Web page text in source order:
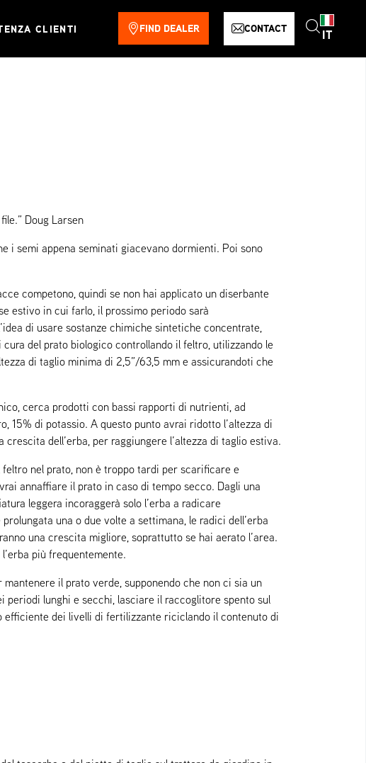
CLIENTI FIND DEALER CONTACT IT
Doug Larsen
i semi appena seminati giacevano dormienti. Poi sono
competono, quindi se non hai applicato un diserbante
estivo in cui farlo, il prossimo periodo sarà
di usare sostanze chimiche sintetiche concentrate,
del prato biologico controllando il feltro, utilizzando le
di taglio minima di 2,5”/63,5 mm e assicurandoti che
cerca prodotti con bassi rapporti di nutrienti, ad
15% di potassio. A questo punto avrai ridotto l’altezza di
crescita dell’erba, per raggiungere l’altezza di taglio estiva.
nel prato, non è troppo tardi per scarificare e
annaffiare il prato in caso di tempo secco. Dagli una
leggera incoraggerà solo l’erba a radicare
una o due volte a settimana, le radici dell’erba
una crescita migliore, soprattutto se hai aerato l’area.
più frequentemente.
il prato verde, supponendo che non ci sia un
periodi lunghi e secchi, lasciare il raccoglitore spento sul
dei livelli di fertilizzante riciclando il contenuto di